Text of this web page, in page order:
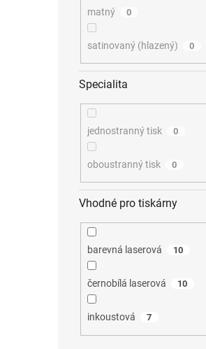
matný 0
satinovaný (hlazený) 0
Specialita
jednostranný tisk 0
oboustranný tisk 0
Vhodné pro tiskárny
barevná laserová 10
černobílá laserová 10
inkoustová 7